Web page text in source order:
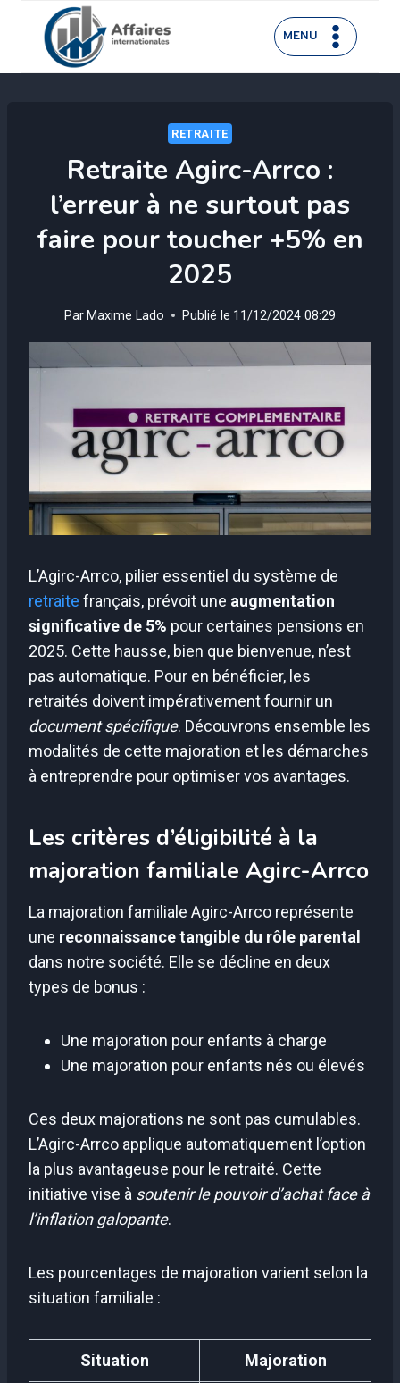
contenu
MENU
RETRAITE
Retraite Agirc-Arrco :
l’erreur à ne surtout pas
faire pour toucher +5% en
2025
Par Maxime Lado Publié le 11/12/2024 08:29
L’Agirc-Arrco, pilier essentiel du système de
retraite français, prévoit une augmentation
significative de 5% pour certaines pensions en
2025. Cette hausse, bien que bienvenue, n’est
pas automatique. Pour en bénéficier, les
retraités doivent impérativement fournir un
document spécifique. Découvrons ensemble les
modalités de cette majoration et les démarches
à entreprendre pour optimiser vos avantages.
Les critères d’éligibilité à la
majoration familiale Agirc-Arrco
La majoration familiale Agirc-Arrco représente
une reconnaissance tangible du rôle parental
dans notre société. Elle se décline en deux
types de bonus :
Une majoration pour enfants à charge
Une majoration pour enfants nés ou élevés
Ces deux majorations ne sont pas cumulables.
L’Agirc-Arrco applique automatiquement l’option
la plus avantageuse pour le retraité. Cette
initiative vise à soutenir le pouvoir d’achat face à
l’inflation galopante.
Les pourcentages de majoration varient selon la
situation familiale :
Situation Majoration